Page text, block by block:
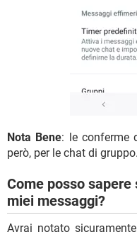
Nota Bene: le conferme
però, per le chat di gruppo.
Come posso
miei messaggi?
Avrai notato